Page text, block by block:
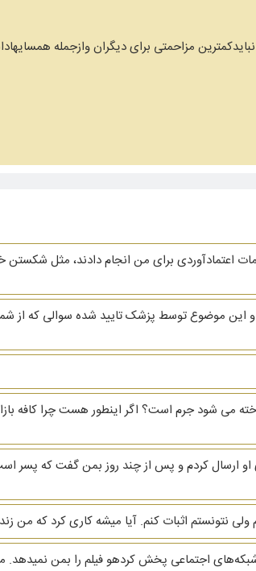
مزاحمتی برای دیگران وازجمله
اعتمادآوردی برای من انجام دادند، مثل
می شود جرم است؟ اگر اینطور هست چرا کافه
ارسال کردم و پس از چند روز بمن گفت که پسر
شبکه‌های اجتماعی پخش کردهو فیلم را بمن